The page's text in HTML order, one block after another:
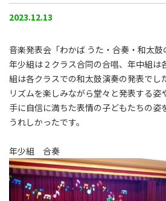
2023.12.13
音楽発表会「わかば うた・合奏・和太鼓
年少組は２クラス合同の合唱、年中組は
組は各クラスでの和太鼓演奏の発表でし
リズムを楽しみながら堂々と発表する姿
手に自信に満ちた表情の子どもたちの姿
うれしかったです。
年少組 合奏